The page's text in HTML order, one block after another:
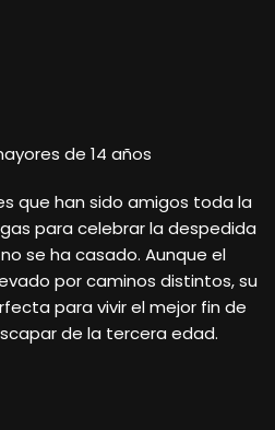
de 14 años
que han sido amigos toda la
para celebrar la despedida
se ha casado. Aunque el
por caminos distintos, su
para vivir el mejor fin de
de la tercera edad.